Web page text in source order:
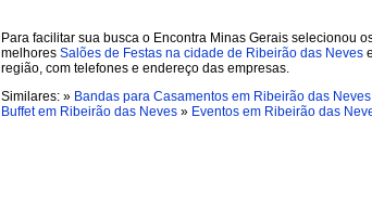
Para facilitar sua busca o Encontra Minas Gerais selecionou
melhores Salões de Festas na cidade de Ribeirão das Neves
região, com telefones e endereço das empresas.
Similares: » Bandas para Casamentos em Ribeirão das Neves
Buffet em Ribeirão das Neves » Eventos em Ribeirão das